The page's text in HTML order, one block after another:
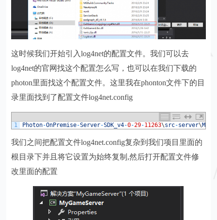
这时候我们开始引入log4net的配置文件。我们可以去
log4net的官网找这个配置怎么写，也可以在我们下载的
photon里面找这个配置文件。这里我在phonton文件下的目
录里面找到了配置文件log4net.config
1 Photon-OnPremise-Server-SDK_v4-0-29-11263\src-server\Mmo
我们之间把配置文件log4net.config复杂到我们项目里面的
根目录下并且将它设置为始终复制,然后打开配置文件修
改里面的配置